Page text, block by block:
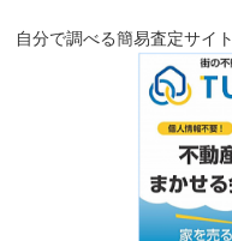
自分で調べる簡易査定サイト